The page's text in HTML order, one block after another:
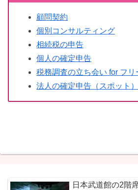
顧問契約
個別コンサルティング
相続税の申告
個人の確定申告
税務調査の立ち会い for フリ
法人の確定申告（スポット）
日本武道館の2階